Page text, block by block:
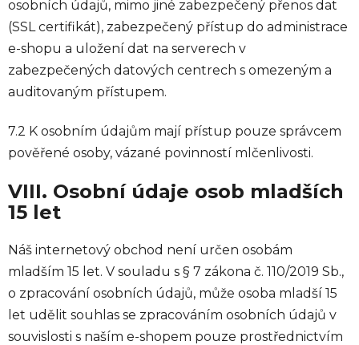
osobních údajů, mimo jiné zabezpečený přenos dat
(SSL certifikát), zabezpečený přístup do administrace
e-shopu a uložení dat na serverech v
zabezpečených datových centrech s omezeným a
auditovaným přístupem.
7.2 K osobním údajům mají přístup pouze správcem
pověřené osoby, vázané povinností mlčenlivosti.
VIII. Osobní údaje osob mladších
15 let
Náš internetový obchod není určen osobám
mladším 15 let. V souladu s § 7 zákona č. 110/2019 Sb.,
o zpracování osobních údajů, může osoba mladší 15
let udělit souhlas se zpracováním osobních údajů v
souvislosti s naším e-shopem pouze prostřednictvím